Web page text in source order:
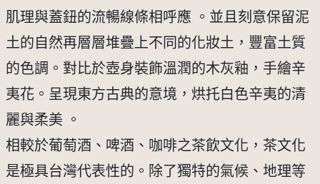
肌理與蓋鈕的流暢線條相呼應 。並且刻意保留泥
土的自然再層層堆疊上不同的化妝土，豐富土質
的色調。對比於壺身裝飾溫潤的木灰釉，手繪辛
夷花。呈現東方古典的意境，烘托白色辛夷的清
麗與柔美 。
相較於葡萄酒、啤酒、咖啡之茶飲文化，茶文化
是極具台灣代表性的。除了獨特的氣候、地理等